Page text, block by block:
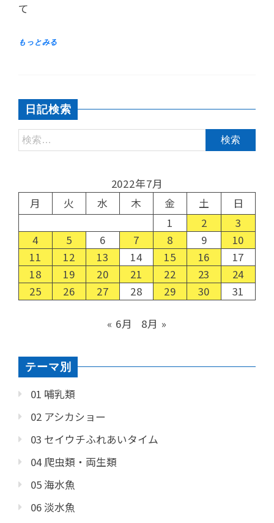
て
日記検索
2022年7月
月
火 水 木 金 土
日
1
2
3
4
5 6 7 8 9
10
11
12 13 14 15 16
17
18
19 20 21 22 23
24
25
26 27 28 29 30 31
« 6月 8月 »
テーマ別
01 哺乳類
02 アシカショー
03 セイウチふれあいタイム
04 爬虫類・両生類
05 海水魚
06 淡水魚